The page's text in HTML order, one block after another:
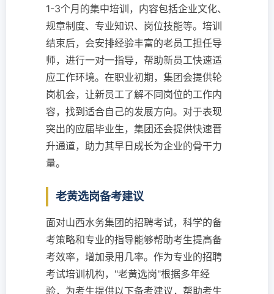
1-3个月的集中培训，内容包括企业文化、
规章制度、专业知识、岗位技能等。培训
结束后，会安排经验丰富的老员工担任导
师，进行一对一指导，帮助新员工快速适
应工作环境。在职业初期，集团会提供轮
岗机会，让新员工了解不同岗位的工作内
容，找到适合自己的发展方向。对于表现
突出的应届毕业生，集团还会提供快速晋
升通道，助力其早日成长为企业的骨干力
量。
老黄选岗备考建议
面对山西水务集团的招聘考试，科学的备
考策略和专业的指导能够帮助考生提高备
考效率，增加录用几率。作为专业的招聘
考试培训机构，"老黄选岗"根据多年经
验，为考生提供以下备考建议，帮助考生